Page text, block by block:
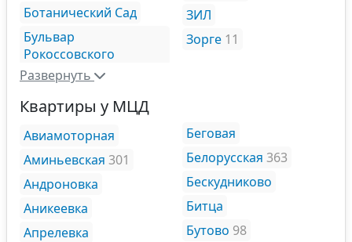
Ботанический Сад
Бульвар
Рокоссовского
ЗИЛ
Зорге 11
Развернуть
Квартиры у МЦД
Авиамоторная
Аминьевская 301
Андроновка
Аникеевка
Апрелевка
Беговая
Белорусская 363
Бескудниково
Битца
Бутово 98